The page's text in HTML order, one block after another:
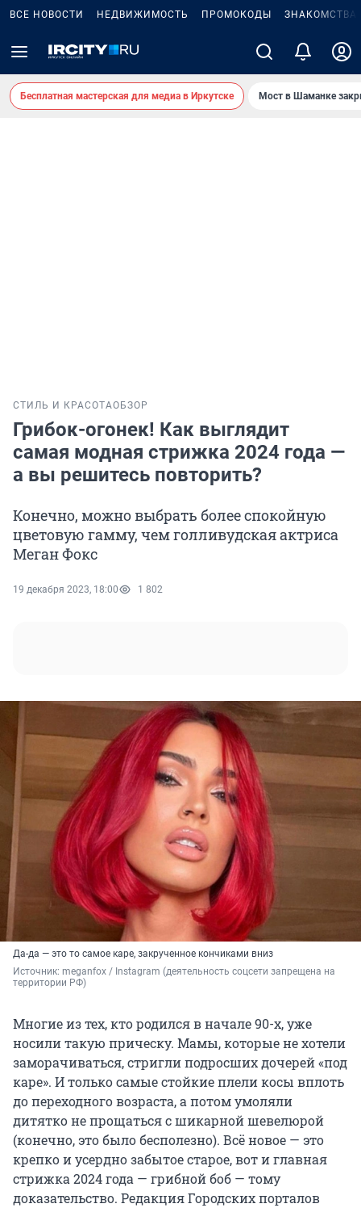
ВСЕ НОВОСТИ НЕДВИЖИМОСТЬ ПРОМОКОДЫ ЗНАКОМСТВА
Бесплатная мастерская для медиа в Иркутске Мост в Шаманке
СТИЛЬ И КРАСОТАОБЗОР
Грибок-огонек! Как выглядит
самая модная стрижка 2024 года —
а вы решитесь повторить?
Конечно, можно выбрать более спокойную
цветовую гамму, чем голливудская актриса
Меган Фокс
19 декабря 2023, 18:00 1 802
Да-да — это то самое каре, закрученное кончиками вниз
Источник: meganfox / Instagram (деятельность соцсети запрещена на
территории РФ)
Многие из тех, кто родился в начале 90-х, уже
носили такую прическу. Мамы, которые не хотели
заморачиваться, стригли подросших дочерей «под
каре». И только самые стойкие плели косы вплоть
до переходного возраста, а потом умоляли
дитятко не прощаться с шикарной шевелюрой
(конечно, это было бесполезно). Всё новое — это
крепко и усердно забытое старое, вот и главная
стрижка 2024 года — грибной боб — тому
доказательство. Редакция Городских порталов